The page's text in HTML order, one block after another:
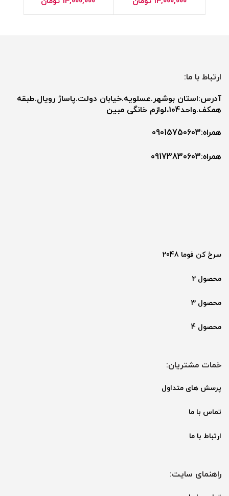
ارتباط با ما:
آدرس:استان بوشهر.عسلویه.خیابان دولت.پاساژ رویال.طبقه
همکف.واحد104،لوازم خانگی مبین
همراه:09015750603
همراه:۰9173830603
سرخ کن فوما 2048
محصول 2
محصول 3
محصول 4
خمات مشتریان:
پرسش های متداول
تماس با ما
ارتباط با ما
راهنمای سایت: